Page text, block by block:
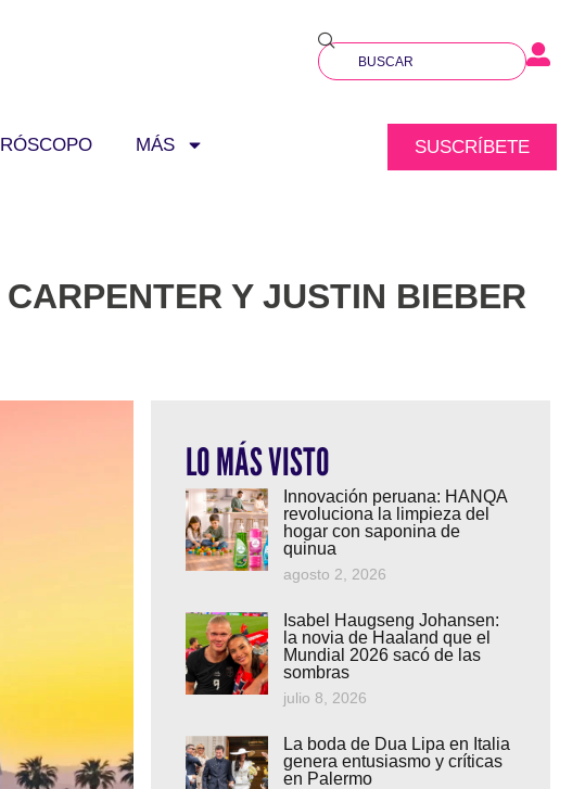
MÁS SUSCRÍBETE
Y JUSTIN BIEBER
LO MÁS VISTO
Innovación peruana: HANQA
revoluciona la limpieza del
hogar con saponina de
quinua
agosto 2, 2026
Isabel Haugseng Johansen:
la novia de Haaland que el
Mundial 2026 sacó de las
sombras
julio 8, 2026
La boda de Dua Lipa en Italia
genera entusiasmo y críticas
en Palermo